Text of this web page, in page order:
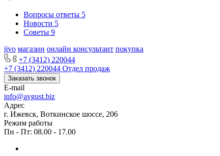
Вопросы ответы 5
Новости 5
Советы 9
jivo магазин онлайн консультант покупка
+7 (3412) 220044
+7 (3412) 220044 Отдел продаж
Заказать звонок
E-mail
info@avgust.biz
Адрес
г. Ижевск, Воткинское шоссе, 206
Режим работы
Пн - Пт: 08.00 - 17.00